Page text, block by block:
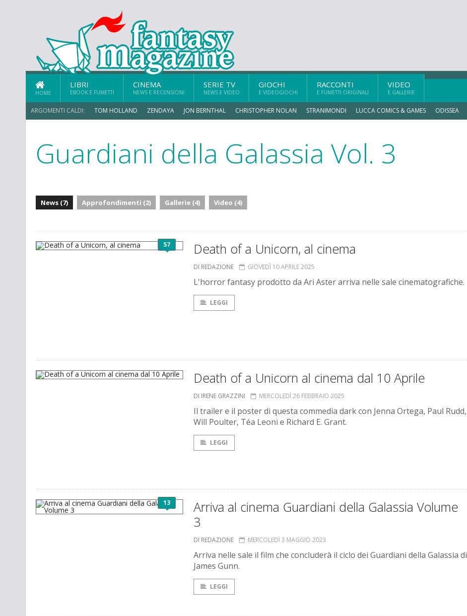
HOME
LIBRI
EBOOK E FUMETTI
CINEMA
NEWS E RECENSIONI
SERIE TV
NEWS E VIDEO
GIOCHI
E VIDEOGIOCHI
RACCONTI
E FUMETTI ORIGINALI
VIDEO
E GALLERIE
ARGOMENTI CALDI: TOM HOLLAND ZENDAYA JON BERNTHAL CHRISTOPHER NOLAN STRANIMONDI LUCCA COMICS & GAMES ODISSEA
Guardiani della Galassia Vol. 3
News (7) Approfondimenti (2) Gallerie (4) Video (4)
57 Death of a Unicorn, al cinema
DI REDAZIONE GIOVEDÌ 10 APRILE 2025
L'horror fantasy prodotto da Ari Aster arriva nelle sale cinematografiche.
LEGGI
Death of a Unicorn al cinema dal 10 Aprile
DI IRENE GRAZZINI MERCOLEDÌ 26 FEBBRAIO 2025
Il trailer e il poster di questa commedia dark con Jenna Ortega, Paul Rudd,
Will Poulter, Téa Leoni e Richard E. Grant.
LEGGI
13
Arriva al cinema Guardiani della Galassia Volume
3
DI REDAZIONE MERCOLEDÌ 3 MAGGIO 2023
Arriva nelle sale il film che concluderà il ciclo dei Guardiani della Galassia di
James Gunn.
LEGGI